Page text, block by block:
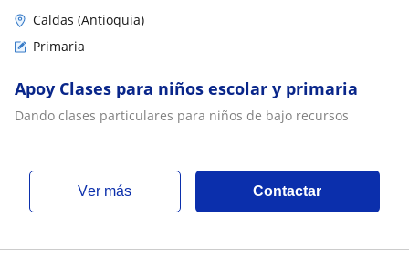
Caldas (Antioquia)
Primaria
Apoy Clases para niños escolar y primaria
Dando clases particulares para niños de bajo recursos
ver más Contactar